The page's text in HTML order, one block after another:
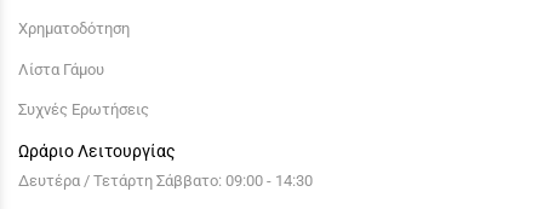
Χρηματοδότηση
Λίστα Γάμου
Συχνές Ερωτήσεις
Ωράριο Λειτουργίας
Δευτέρα / Τετάρτη Σάββατο: 09:00 - 14:30